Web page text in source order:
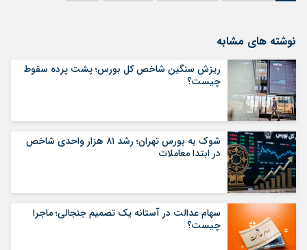
نوشته های مشابه
ریزش سنگین شاخص کل بورس؛ پشت پرده سقوط
چیست؟
شوک به بورس تهران؛ رشد ۸۱ هزار واحدی شاخص
در ابتدا معاملات
سهام عدالت در آستانه یک تصمیم جنجالی؛ ماجرا
چیست؟